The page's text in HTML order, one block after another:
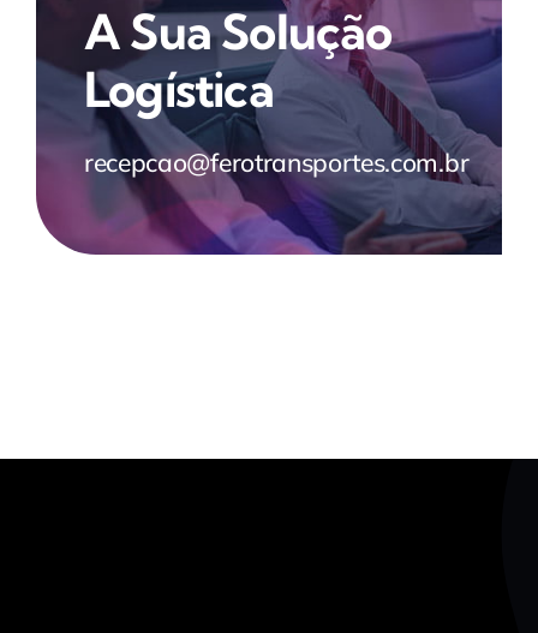
A Sua Solução
Logística
recepcao@ferotransportes.com.br